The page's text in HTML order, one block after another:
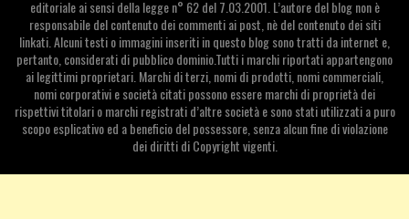
editoriale ai sensi della legge n° 62 del 7.03.2001. L’autore del blog non è
responsabile del contenuto dei commenti ai post, nè del contenuto dei siti
linkati. Alcuni testi o immagini inseriti in questo blog sono tratti da internet e,
pertanto, considerati di pubblico dominio.Tutti i marchi riportati appartengono
ai legittimi proprietari. Marchi di terzi, nomi di prodotti, nomi commerciali,
nomi corporativi e società citati possono essere marchi di proprietà dei
rispettivi titolari o marchi registrati d’altre società e sono stati utilizzati a puro
scopo esplicativo ed a beneficio del possessore, senza alcun fine di violazione
dei diritti di Copyright vigenti.